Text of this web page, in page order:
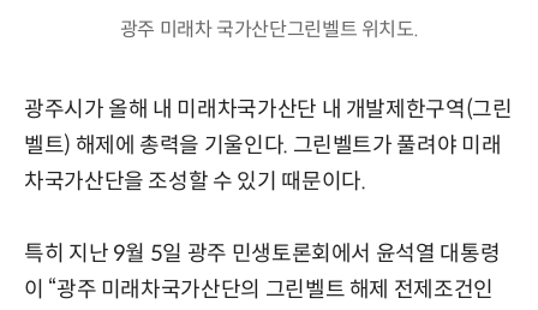
광주 미래차 국가산단그린벨트 위치도.
광주시가 올해 내 미래차국가산단 내 개발제한구역(그린
벨트) 해제에 총력을 기울인다. 그린벨트가 풀려야 미래
차국가산단을 조성할 수 있기 때문이다.
특히 지난 9월 5일 광주 민생토론회에서 윤석열 대통령
이 “광주 미래차국가산단의 그린벨트 해제 전제조건인